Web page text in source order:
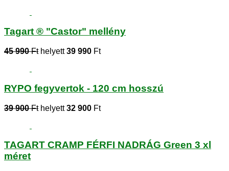
Tagart ® "Castor" mellény
45 990 Fthelyett39 990 Ft
RYPO fegyvertok - 120 cm hosszú
39 900 Fthelyett32 900 Ft
TAGART CRAMP FÉRFI NADRÁG Green 3 xl
méret